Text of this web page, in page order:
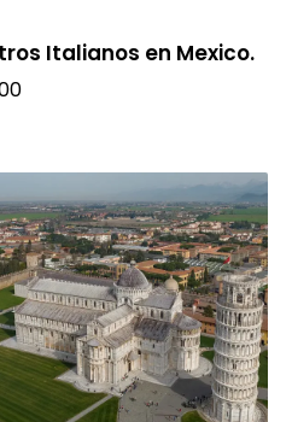
Italianos en Mexico.